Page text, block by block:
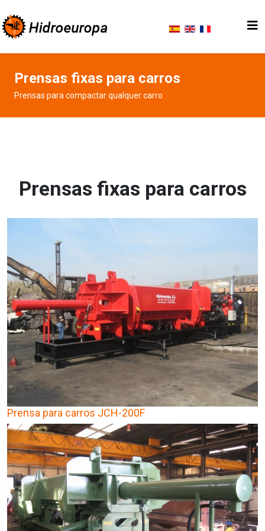
Prensas fixas para carros
Prensas para compactar qualquer carro
Prensas fixas para carros
Prensa para carros JCH-200F